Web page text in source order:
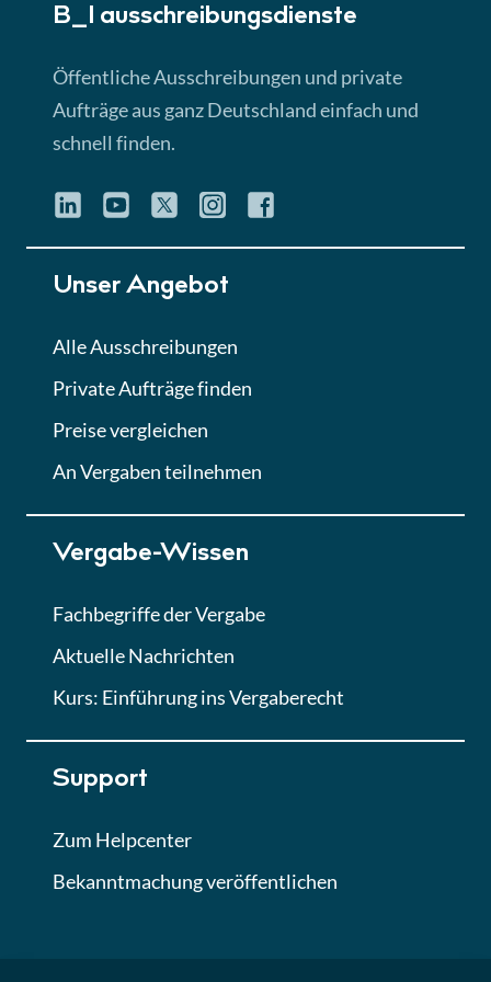
Lektion 3
► 4:31 Min
Quiz
Eignung im Vergabeverfahren
Lektion 6
Abgabe von Angeboten
Lektion
Lektion 7
Finales Quiz
B_I ausschreibungs­dienste
Öffentliche Ausschreibungen und private
Aufträge aus ganz Deutschland einfach und
schnell finden.
Unser Angebot
Alle Ausschreibungen
Private Aufträge finden
Preise vergleichen
An Vergaben teilnehmen
Vergabe-Wissen
Fachbegriffe der Vergabe
Aktuelle Nachrichten
Kurs: Einführung ins Vergaberecht
Support
Zum Helpcenter
Bekanntmachung veröffentlichen